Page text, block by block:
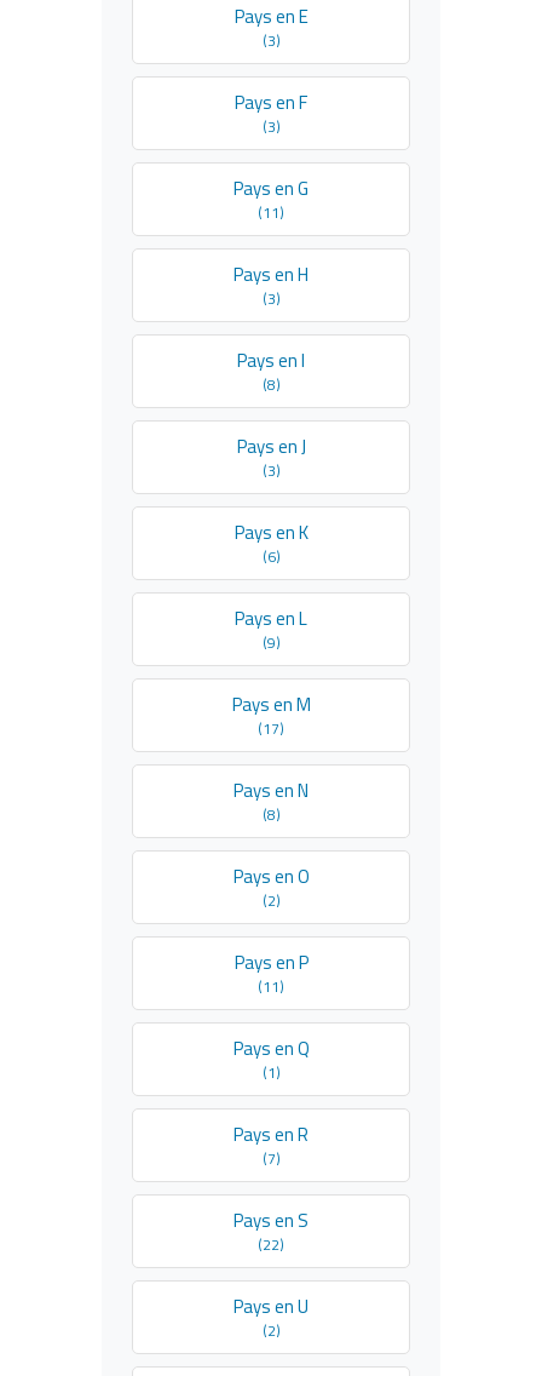
Pays en E
(3)
Pays en F
(3)
Pays en G
(11)
Pays en H
(3)
Pays en I
(8)
Pays en J
(3)
Pays en K
(6)
Pays en L
(9)
Pays en M
(17)
Pays en N
(8)
Pays en O
(2)
Pays en P
(11)
Pays en Q
(1)
Pays en R
(7)
Pays en S
(22)
Pays en U
(2)